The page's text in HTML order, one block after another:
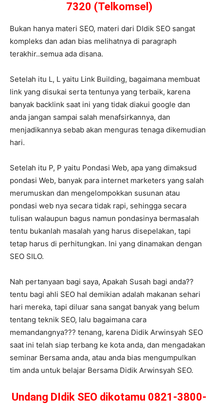
7320 (Telkomsel)
Bukan hanya materi SEO, materi dari DIdik SEO sangat
kompleks dan adan bias melihatnya di paragraph
terakhir..semua ada disana.
Setelah itu L, L yaitu Link Building, bagaimana membuat
link yang disukai serta tentunya yang terbaik, karena
banyak backlink saat ini yang tidak diakui google dan
anda jangan sampai salah menafsirkannya, dan
menjadikannya sebab akan menguras tenaga dikemudian
hari.
Setelah itu P, P yaitu Pondasi Web, apa yang dimaksud
pondasi Web, banyak para internet marketers yang salah
merumuskan dan mengelompokkan susunan atau
pondasi web nya secara tidak rapi, sehingga secara
tulisan walaupun bagus namun pondasinya bermasalah
tentu bukanlah masalah yang harus disepelakan, tapi
tetap harus di perhitungkan. Ini yang dinamakan dengan
SEO SILO.
Nah pertanyaan bagi saya, Apakah Susah bagi anda??
tentu bagi ahli SEO hal demikian adalah makanan sehari
hari mereka, tapi diluar sana sangat banyak yang belum
tentang teknik SEO, lalu bagaimana cara
memandangnya??? tenang, karena Didik Arwinsyah SEO
saat ini telah siap terbang ke kota anda, dan mengadakan
seminar Bersama anda, atau anda bias mengumpulkan
tim anda untuk belajar Bersama Didik Arwinsyah SEO.
Undang DIdik SEO dikotamu 0821-3800-